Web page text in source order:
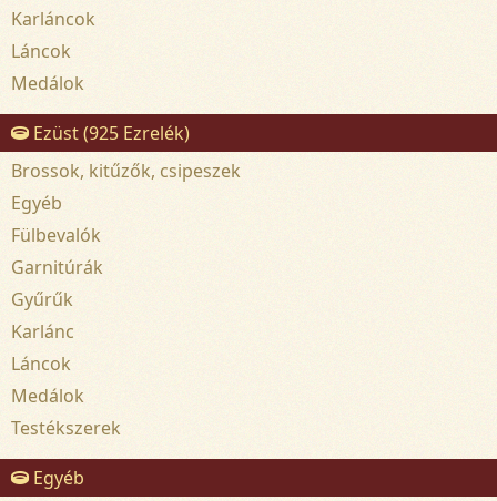
Karláncok
Láncok
Medálok
Ezüst (925 Ezrelék)
Brossok, kitűzők, csipeszek
Egyéb
Fülbevalók
Garnitúrák
Gyűrűk
Karlánc
Láncok
Medálok
Testékszerek
Egyéb